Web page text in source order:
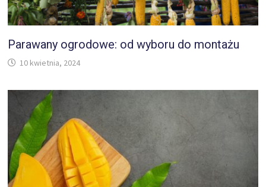
Parawany ogrodowe: od wyboru do montażu
10 kwietnia, 2024